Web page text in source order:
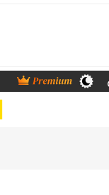
Marathi Bengali